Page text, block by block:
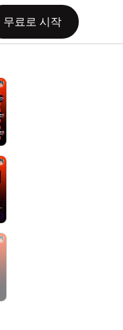
무료로 시작